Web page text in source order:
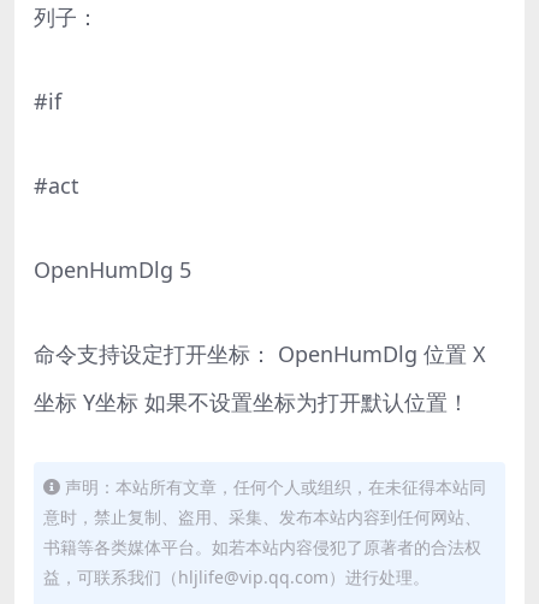
列子：
#if
#act
OpenHumDlg 5
命令支持设定打开坐标： OpenHumDlg 位置 X
坐标 Y坐标 如果不设置坐标为打开默认位置！
声明：本站所有文章，任何个人或组织，在未征得本站同
意时，禁止复制、盗用、采集、发布本站内容到任何网站、
书籍等各类媒体平台。如若本站内容侵犯了原著者的合法权
益，可联系我们（hljlife@vip.qq.com）进行处理。